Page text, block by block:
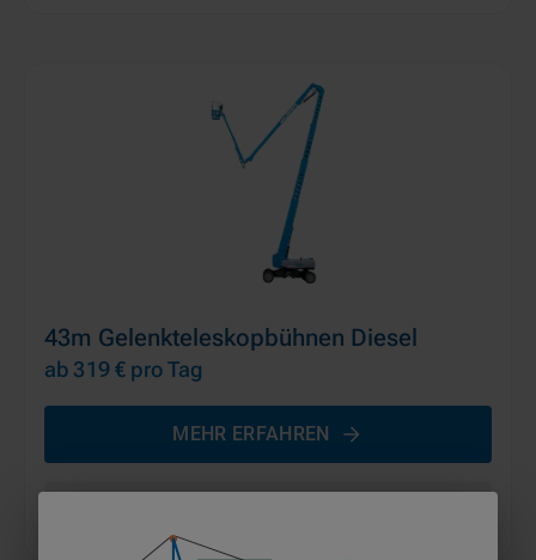
43m Gelenkteleskopbühnen Diesel
ab 319 € pro Tag
MEHR ERFAHREN